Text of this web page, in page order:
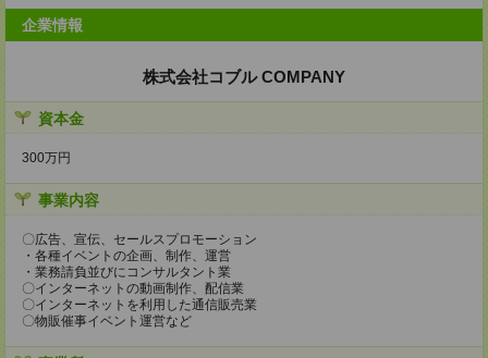
企業情報
株式会社コブル COMPANY
資本金
300万円
事業内容
〇広告、宣伝、セールスプロモーション
・各種イベントの企画、制作、運営
・業務請負並びにコンサルタント業
〇インターネットの動画制作、配信業
〇インターネットを利用した通信販売業
〇物販催事イベント運営など